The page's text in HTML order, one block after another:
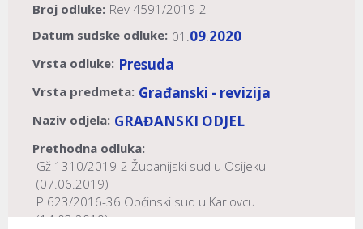
Broj odluke: Rev 4591/2019-2
Datum sudske odluke: 01.09.2020
Vrsta odluke: Presuda
Vrsta predmeta: Građanski - revizija
Naziv odjela: GRAĐANSKI ODJEL
Prethodna odluka:
Gž 1310/2019-2 Županijski sud u Osijeku
(07.06.2019)
P 623/2016-36 Općinski sud u Karlovcu
(14.03.2019)